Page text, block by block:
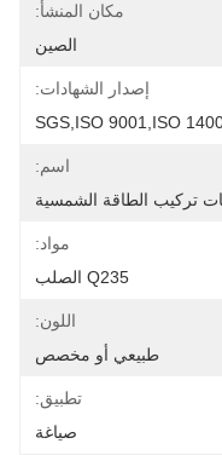
مكان المنشأ:
الصين
إصدار الشهادات:
SGS,ISO 9001,ISO
اسم:
تركيب الطاقة الشمسية
مواد:
Q235 الصلب
اللون:
طبيعي أو مخصص
تطبيق:
صياغة